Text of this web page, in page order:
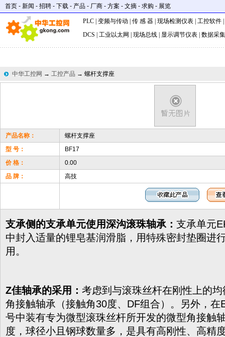
首页 - 新闻 - 招聘 - 下载 - 产品 - 厂商 - 方案 - 文摘 - 求购 - 展览
PLC 变频与传动 传 感 器 现场检测仪表 工控软件
DCS
工业以太网 现场总线 显示调节仪表 数据采集
中华工控网 → 工控产品 → 螺杆支撑座
产品名称：
螺杆支撑座
型 号：
BF17
价 格：
0.00
品 牌：
高技
支承侧的支承单元使用深沟滚珠轴承： 支承单元
中封入适量的锂皂基润滑脂，用特殊密封垫圈进
用。
Z佳轴承的采用： 考虑到与滚珠丝杆在刚性上的
角接触轴承（接触角30度、DF组合）。另外，在
号中装有专为微型滚珠丝杆所开发的微型角接触
度，球径小且钢球数量多，是具有高刚性、高精